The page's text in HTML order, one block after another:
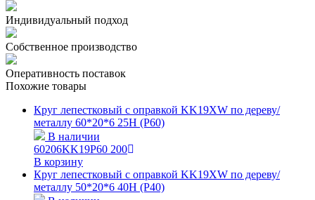
Индивидуальный подход
Собственное производство
Оперативность поставок
Похожие товары
Круг лепестковый с оправкой KK19XW по дереву/
металлу 60*20*6 25Н (Р60)
В наличии
60206KK19P60 200
В корзину
Круг лепестковый с оправкой KK19XW по дереву/
металлу 50*20*6 40Н (P40)